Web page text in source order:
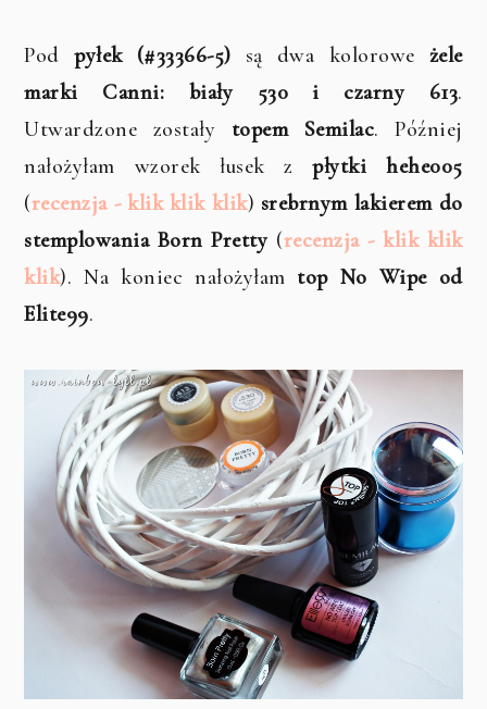
Podpyłek (#33366-5) są dwa kolorowe żele
marki Canni: biały 530 i czarny 613.
Utwardzone zostały topem Semilac. Później
nałożyłam wzorek łusek zpłytki hehe005
(recenzja - klik klik klik) srebrnym lakierem do
stemplowania Born Pretty(recenzja - klik klik
klik). Na koniec nałożyłam top No Wipe od
Elite99.